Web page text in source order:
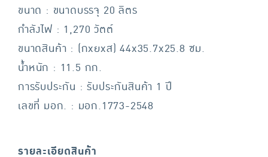
ขนาด : ขนาดบรรจุ 20 ลิตร
กำลังไฟ : 1,270 วัตต์
ขนาดสินค้า : (กxยxส) 44x35.7x25.8 ซม.
น้ำหนัก : 11.5 กก.
การรับประกัน : รับประกันสินค้า 1 ปี
เลขที่ มอก. : มอก.1773-2548
รายละเอียดสินค้า